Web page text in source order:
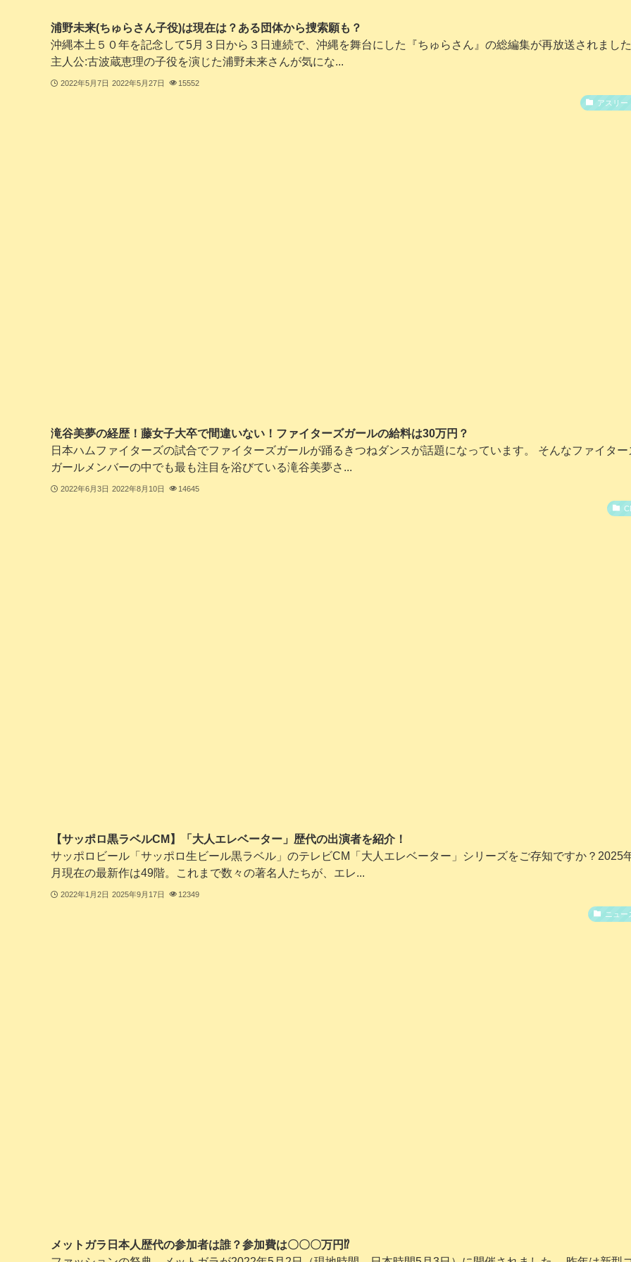
浦野未来(ちゅらさん子役)は現在は？ある団体から捜索願も？
沖縄本土５０年を記念して5月３日から３日連続で、沖縄を舞台にした『ちゅらさん』の総編集が再放送されまし
主人公:古波蔵恵理の子役を演じた浦野未来さんが気にな...
2022年5月7日 2022年5月27日 15552
アスリー
滝谷美夢の経歴！藤女子大卒で間違いない！ファイターズガールの給料は30万円？
日本ハムファイターズの試合でファイターズガールが踊るきつねダンスが話題になっています。 そんなファイター
ガールメンバーの中でも最も注目を浴びている滝谷美夢さ...
2022年6月3日 2022年8月10日 14645
【サッポロ黒ラベルCM】「大人エレベーター」歴代の出演者を紹介！
サッポロビール「サッポロ生ビール黒ラベル」のテレビCM「大人エレベーター」シリーズをご存知ですか？2025
月現在の最新作は49階。これまで数々の著名人たちが、エレ...
2022年1月2日 2025年9月17日 12349
ニュー
メットガラ日本人歴代の参加者は誰？参加費は〇〇〇万円⁉